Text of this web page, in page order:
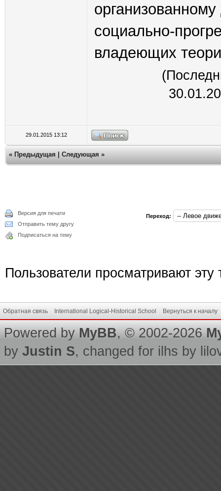
социально-
владеющих
29.01.2015 13:12
« Предыдущая Следующая »
Версия для печати
Отправить тему другу
Подписаться на тему
Переход:
Пользователи просматривают эту
Обратная связь International Logical-Historical School Вернуться к началу
Powered byMyBB, © 2002-2026
by Justin S, changed for ilhs by